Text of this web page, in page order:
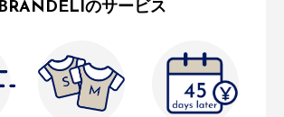
BRANDELIのサービス